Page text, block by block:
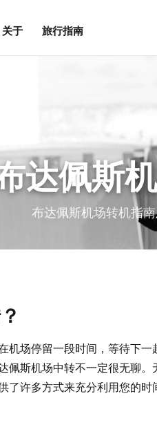
关于 旅行指南
达佩斯
布达佩斯机场转机指
场停留一段时间，等待下
佩斯机场中转不一定很无聊
许多方式来充分利用您的时